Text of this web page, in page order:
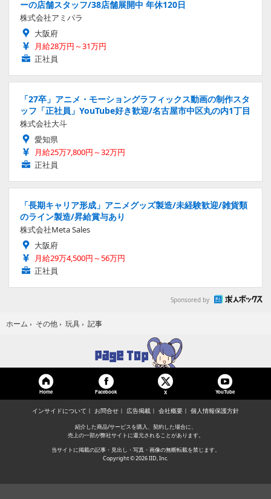
ーの店舗スタッフ/38店舗展開中 年休120日
株式会社アミパラ
大阪府
月給28万円～31万円
正社員
「27卒」アニメ・モーショングラフィックス動画の制作スタ
ッフ「正社員」YouTube好き歓迎/名古屋市中区丸の内1丁目
株式会社大斗
愛知県
月給25万7,800円～32万円
正社員
「長期キャリア形成」アニメグッズ製造/未経験歓迎/雑貨類
のライン製造/昇給賞与あり
株式会社Meta Sales
大阪府
月給29万4,500円～56万円
正社員
Sponsored by
ホーム › その他 › 玩具 › 記事
Home Facebook X YouTube
インサイドについて お問合せ 広告掲載 会社概要 個人情報保護方針
紹介した商品/サービスを購入、契約した場合に、
売上の一部が弊社サイトに還元されることがあります。
当サイトに掲載の記事・見出し・写真・画像の無断転載を禁じます。
Copyright © 2026 IID, Inc.